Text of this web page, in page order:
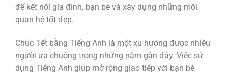
để kết nối gia đình, bạn bè và xây dựng những mối
quan hệ tốt đẹp.
Chúc Tết bằng Tiếng Anh là một xu hướng được nhiều
người ưa chuộng trong những năm gần đây. Việc sử
dụng Tiếng Anh giúp mở rộng giao tiếp với bạn bè